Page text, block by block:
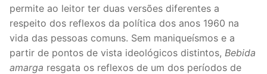
permite ao leitor ter duas versões diferentes a
respeito dos reflexos da política dos anos 1960 na
vida das pessoas comuns. Sem maniqueísmos e a
partir de pontos de vista ideológicos distintos, Bebida
amarga resgata os reflexos de um dos períodos de